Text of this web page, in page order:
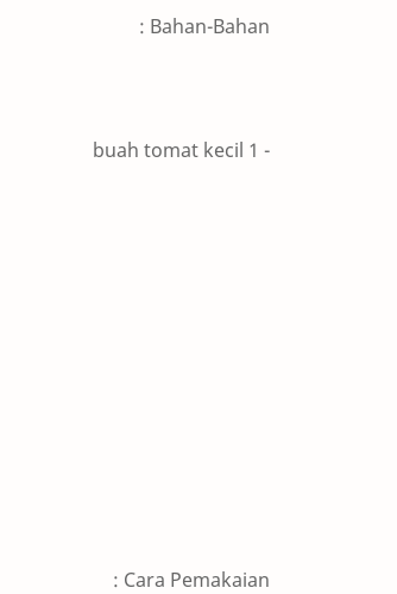
Bahan-Bahan :
- 1 buah tomat kecil
Cara Pemakaian :